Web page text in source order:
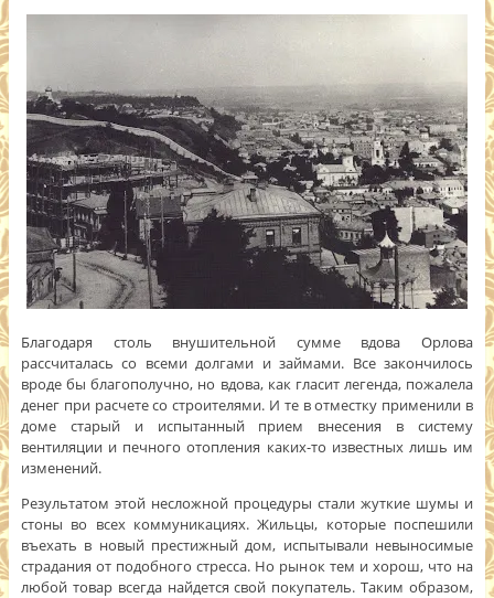
Благодаря столь внушительной сумме вдова Орлова
рассчиталась со всеми долгами и займами. Все закончилось
вроде бы благополучно, но вдова, как гласит легенда, пожалела
денег при расчете со строителями. И те в отместку применили в
доме старый и испытанный прием внесения в систему
вентиляции и печного отопления каких-то известных лишь им
изменений.
Результатом этой несложной процедуры стали жуткие шумы и
стоны во всех коммуникациях. Жильцы, которые поспешили
въехать в новый престижный дом, испытывали невыносимые
страдания от подобного стресса. Но рынок тем и хорош, что на
любой товар всегда найдется свой покупатель. Таким образом,